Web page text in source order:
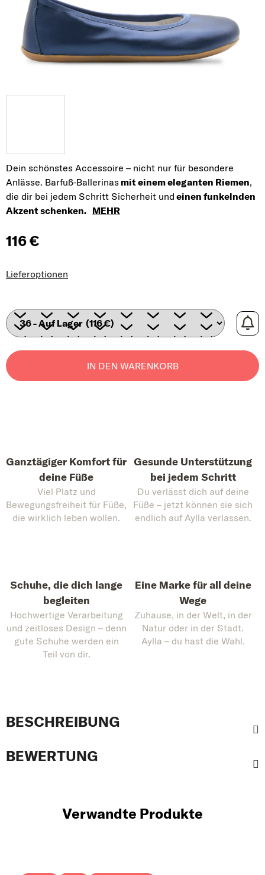
Dein schönstes Accessoire – nicht nur für besondere
Anlässe. Barfuß-Ballerinas mit einem eleganten Riemen,
die dir bei jedem Schritt Sicherheit und einen funkelnden
Akzent schenken. MEHR
116 €
Lieferoptionen
IN DEN WARENKORB
Ganztägiger Komfort für
deine Füße
Viel Platz und
Bewegungsfreiheit für Füße,
die wirklich leben wollen.
Gesunde Unterstützung
bei jedem Schritt
Du verlässt dich auf deine
Füße – jetzt können sie sich
endlich auf Aylla verlassen.
Schuhe, die dich lange
begleiten
Hochwertige Verarbeitung
und zeitloses Design – denn
gute Schuhe werden ein
Teil von dir.
Eine Marke für all deine
Wege
Zuhause, in der Welt, in der
Natur oder in der Stadt.
Aylla – du hast die Wahl.
BESCHREIBUNG
BEWERTUNG
Verwandte Produkte